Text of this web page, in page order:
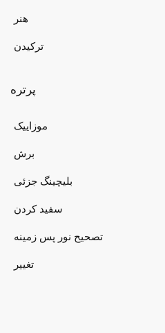
هنر
ترکیدن
پرتره
موزاییک
برش
بلیچینگ جزئی
سفید کردن
تصحیح نور پس زمینه
تغییر